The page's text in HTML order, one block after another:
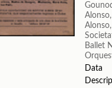
Ballet
Data